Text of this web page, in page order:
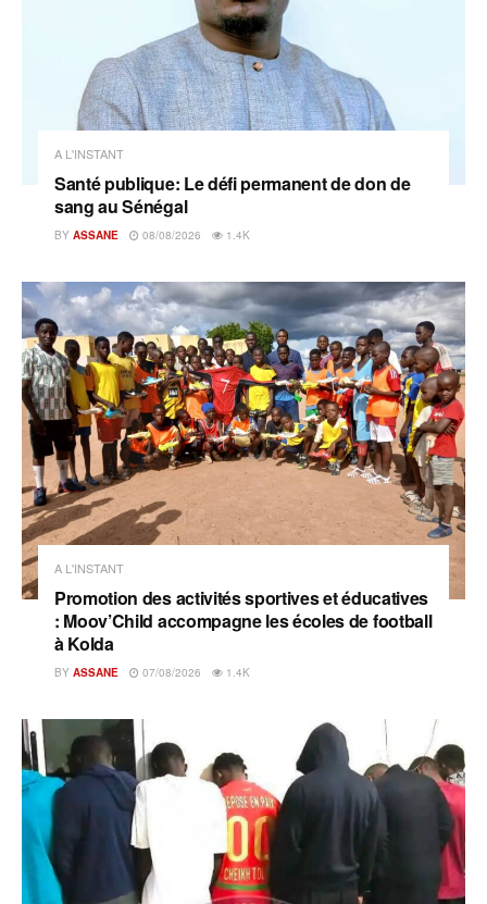
A L'INSTANT
Santé publique: Le défi permanent de don de
sang au Sénégal
BY ASSANE 08/08/2026 1.4K
A L'INSTANT
Promotion des activités sportives et éducatives
: Moov’Child accompagne les écoles de football
à Kolda
BY ASSANE 07/08/2026 1.4K